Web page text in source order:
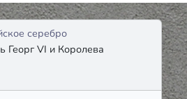
серебро
Георг VI и Королева